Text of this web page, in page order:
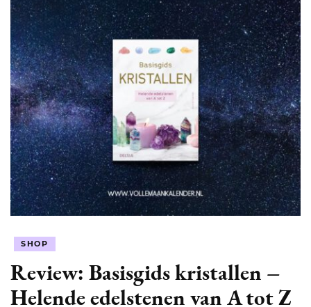
SHOP
Review: Basisgids kristallen –
Helende edelstenen van A tot Z